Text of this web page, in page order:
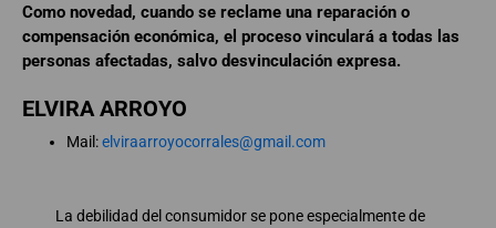
Como novedad, cuando se reclame una reparación o
compensación económica, el proceso vinculará a todas las
personas afectadas, salvo desvinculación expresa.
ELVIRA ARROYO
Mail:elviraarroyocorrales@gmail.com
La debilidad del consumidor se pone especialmente de